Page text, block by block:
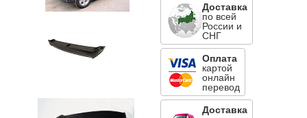
Доставка
по всей
России и
СНГ
Оплата
картой
онлайн
перевод
Доставка
Грунтовки, защитные лаки